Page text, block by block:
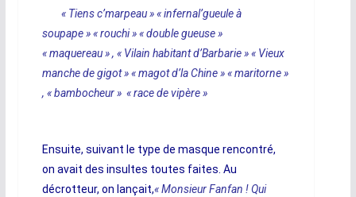
« Tiens c’marpeau » « infernal’gueule à
soupape » « rouchi » « double gueuse »
« maquereau » , « Vilain habitant d’Barbarie » « Vieux
manche de gigot » « magot d’la Chine » « maritorne »
, « bambocheur » « race de vipère »
Ensuite, suivant le type de masque rencontré,
on avait des insultes toutes faites. Au
décrotteur, on lançait,« Monsieur Fanfan ! Qui